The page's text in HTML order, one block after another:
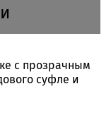
с прозрачным
суфле и